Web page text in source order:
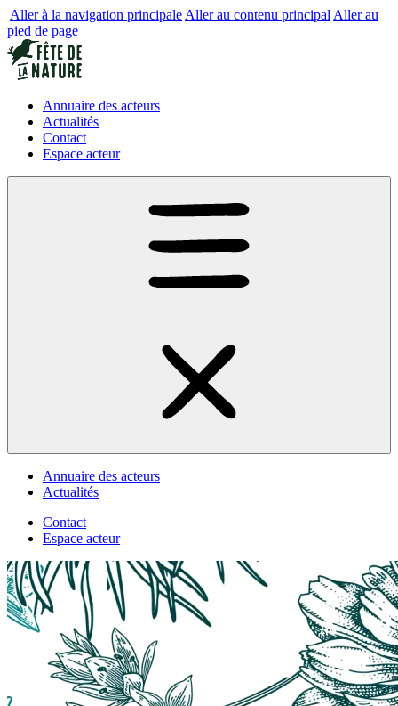
Aller à la navigation principale Aller au contenu principal Aller au
pied de page
Annuaire des acteurs
Actualités
Contact
Espace acteur
Annuaire des acteurs
Actualités
Contact
Espace acteur